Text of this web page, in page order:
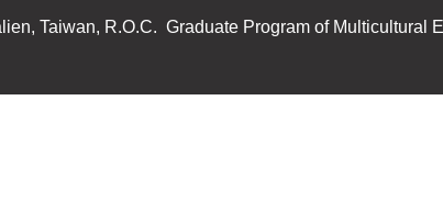
Taiwan, R.O.C. Graduate Program of Multicultural